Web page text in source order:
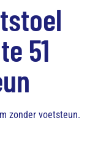
51
zonder voetsteun.